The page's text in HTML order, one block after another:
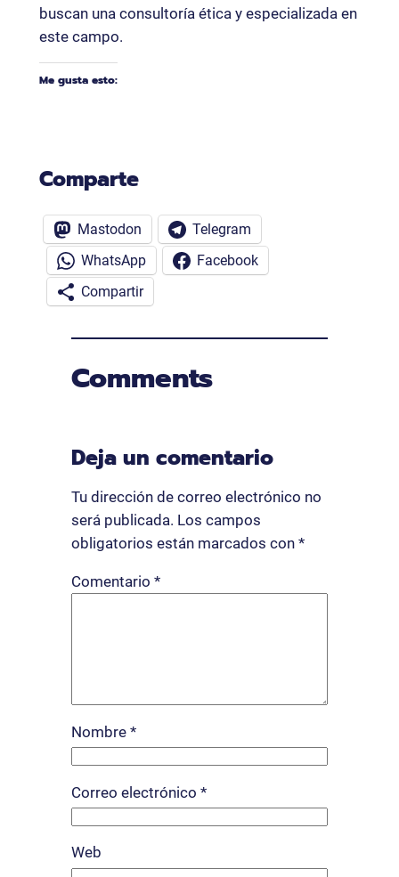
buscan una consultoría ética y especializada en
este campo.
Me gusta esto:
Comparte
Mastodon
Telegram
WhatsApp
Facebook
Compartir
Comments
Deja un comentario
Tu dirección de correo electrónico no
será publicada. Los campos
obligatorios están marcados con *
Comentario *
Nombre *
Correo electrónico *
Web